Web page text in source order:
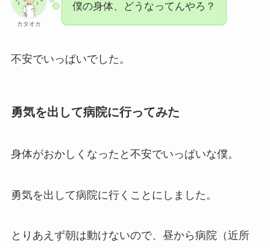
カタオカ
僕の身体、どうなってんやろ？
不安でいっぱいでした。
勇気を出して病院に行ってみた
身体がおかしくなったと不安でいっぱいな僕。
勇気を出して病院に行くことにしました。
とりあえず朝は動けないので、昼から病院（近所